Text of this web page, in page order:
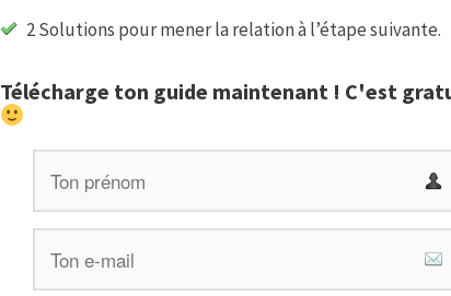
2 Solutions pour mener la relation à l’étape suivante.
Télécharge ton guide maintenant ! C'est